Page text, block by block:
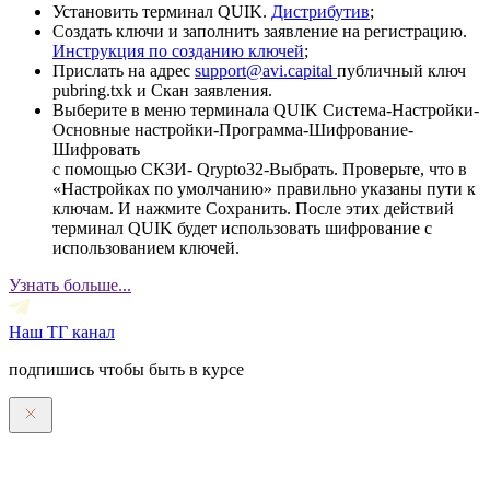
Установить терминал QUIK. Дистрибутив;
Создать ключи и заполнить заявление на регистрацию.
Инструкция по созданию ключей;
Прислать на адрес support@avi.capital публичный ключ
pubring.txk и Скан заявления.
Выберите в меню терминала QUIK Система-Настройки-
Основные настройки-Программа-Шифрование-
Шифровать
с помощью СКЗИ- Qrypto32-Выбрать. Проверьте, что в
«Настройках по умолчанию» правильно указаны пути к
ключам. И нажмите Сохранить. После этих действий
терминал QUIK будет использовать шифрование с
использованием ключей.
Узнать больше...
Наш ТГ канал
подпишись чтобы быть в курсе